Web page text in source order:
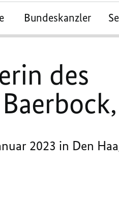
Bundeskanzler
des
2023 in Den